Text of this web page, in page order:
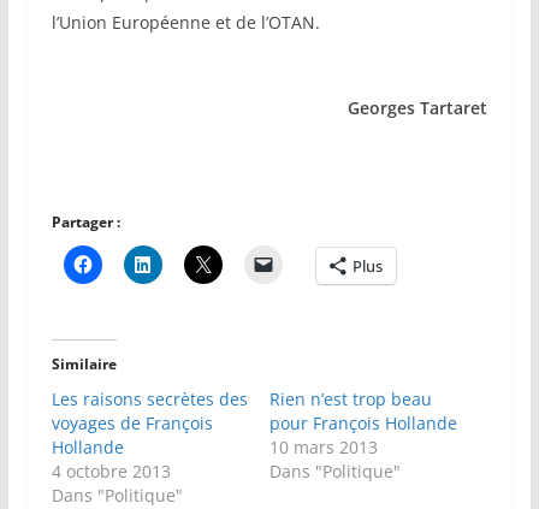
l’Union Européenne et de l’OTAN.
Georges Tartaret
Partager :
Plus
Similaire
Les raisons secrètes des
voyages de François
Hollande
4 octobre 2013
Dans "Politique"
Rien n’est trop beau
pour François Hollande
10 mars 2013
Dans "Politique"